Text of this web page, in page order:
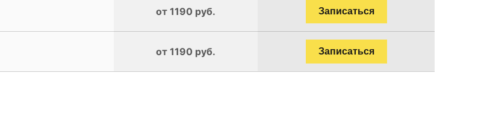
от 1190 руб. Записаться
от 1190 руб. Записаться